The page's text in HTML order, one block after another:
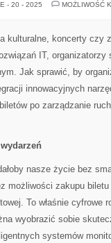
- 20 - 2025
MOŻLIWOŚĆ
kulturalne, koncerty czy
IT, organizatorzy
Jak sprawić, by
innowacyjnych
po zarządzanie
nasze życie bez
możliwości zakupu
To właśnie cyfrowe
wyobrazić sobie
systemów